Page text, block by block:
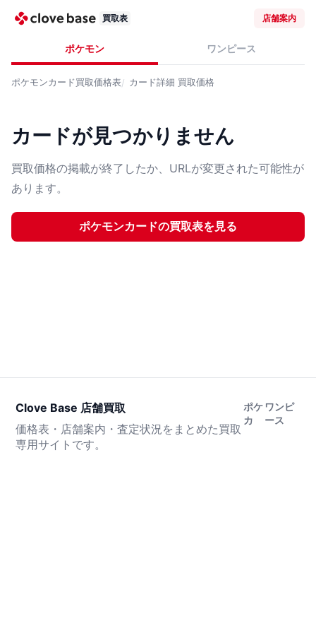
買取表 店舗案内
ポケモン ワンピース
ポケモンカード買取価格表 カード詳細 買取価格
カードが見つかりません
買取価格の掲載が終了したか、URLが変更された可能性が
あります。
ポケモンカードの買取表を見る
Clove Base 店舗買取
価格表・店舗案内・査定状況をまとめた買取
専用サイトです。
ポケ
カ
ワンピ
ース